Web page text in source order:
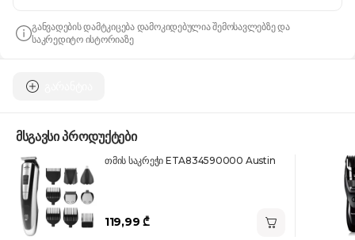
განვადების დამტკიცება დამოკიდებულია შემოსავლებზე და
საკრედიტო ისტორიაზე
მსგავსი პროდუქტები
თმის საკრეჭი ETA834590000 Austin
119,99 ₾